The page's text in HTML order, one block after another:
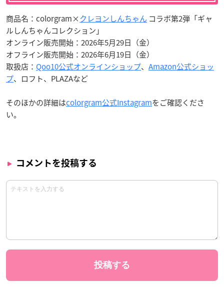
商品名：colorgram×クレヨンしんちゃん コラボ第2弾「ギャ
ルしんちゃんコレクション」
オンライン販売開始：2026年5月29日（金）
オフライン販売開始：2026年6月19日（金）
取扱店： Qoo10公式オンラインショップ、 Amazon公式ショッ
プ、ロフト、PLAZAなど
そのほかの詳細はcolorgram公式Instagramをご確認くださ
い。
コメントを投稿する